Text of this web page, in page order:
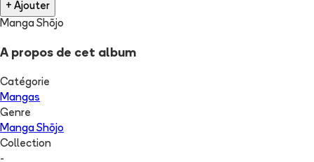
+ Ajouter
Manga Shōjo
A propos de cet album
Catégorie
Mangas
Genre
Manga Shōjo
Collection
-